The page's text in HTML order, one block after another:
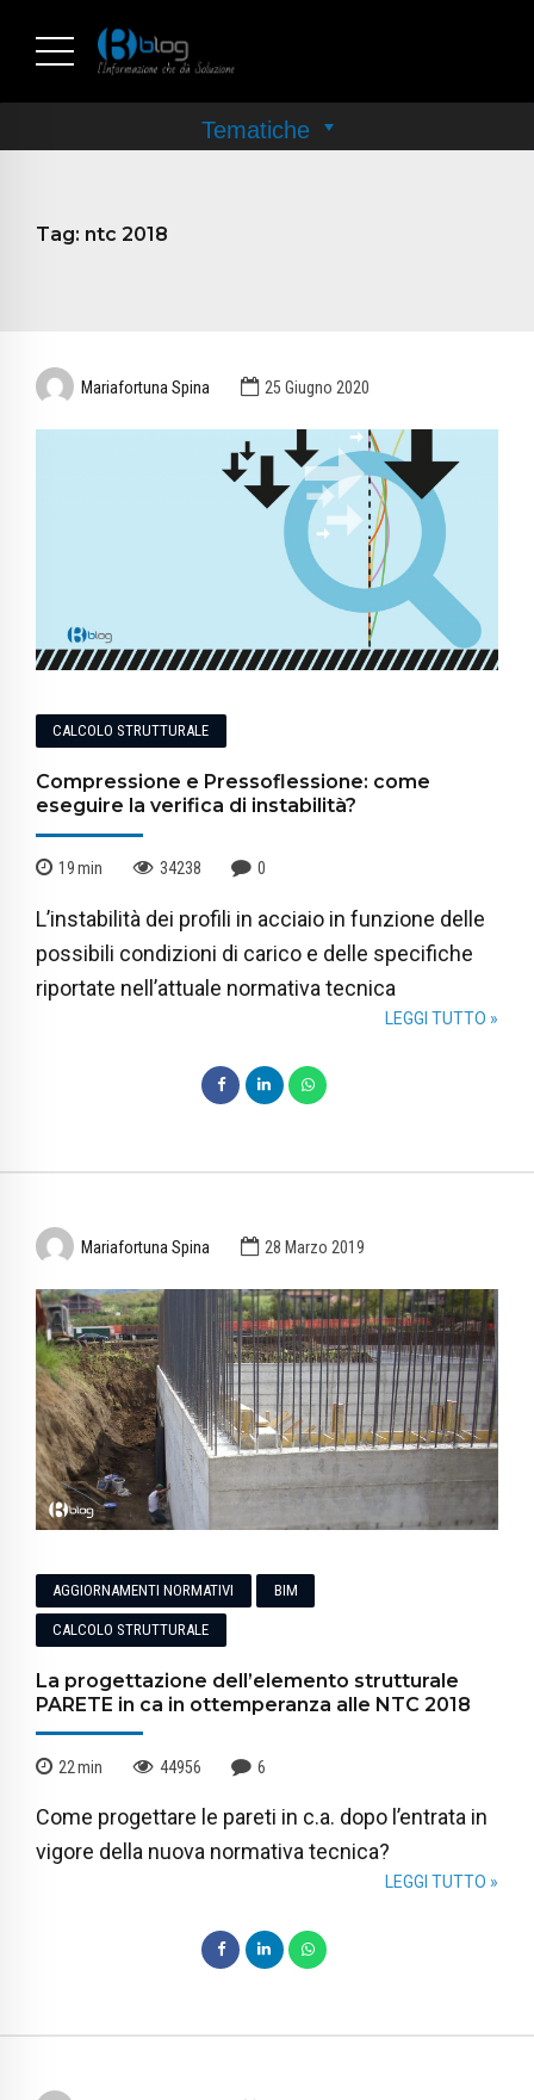
Tag: ntc 2018
Mariafortuna Spina 25 Giugno 2020
CALCOLO STRUTTURALE
Compressione e Pressoflessione: come
eseguire la verifica di instabilità?
19min 34238 0
L’instabilità dei profili in acciaio in funzione delle
possibili condizioni di carico e delle specifiche
riportate nell’attuale normativa tecnica
LEGGI TUTTO »
Mariafortuna Spina 28 Marzo 2019
AGGIORNAMENTI NORMATIVI BIM
CALCOLO STRUTTURALE
La progettazione dell’elemento strutturale
PARETE in ca in ottemperanza alle NTC 2018
22min 44956 6
Come progettare le pareti in c.a. dopo l’entrata in
vigore della nuova normativa tecnica?
LEGGI TUTTO »